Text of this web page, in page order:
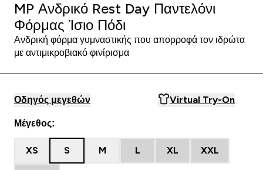
MP Ανδρικό Rest Day Παντελόνι
Φόρμας Ίσιο Πόδι
Ανδρική φόρμα γυμναστικής που απορροφά τον ιδρώτα
με αντιμικροβιακό φινίρισμα
Οδηγός μεγεθών Virtual Try-On
Μέγεθος:
XS S M L XL XXL